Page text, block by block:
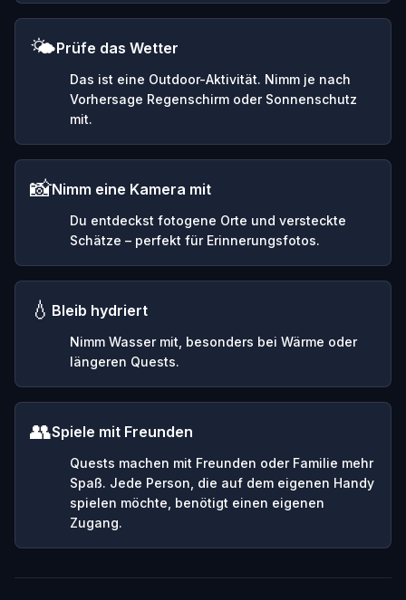
🌤️Prüfe das Wetter
Das ist eine Outdoor-Aktivität. Nimm je nach
Vorhersage Regenschirm oder Sonnenschutz
mit.
📸Nimm eine Kamera mit
Du entdeckst fotogene Orte und versteckte
Schätze – perfekt für Erinnerungsfotos.
💧 Bleib hydriert
Nimm Wasser mit, besonders bei Wärme oder
längeren Quests.
👥Spiele mit Freunden
Quests machen mit Freunden oder Familie mehr
Spaß. Jede Person, die auf dem eigenen Handy
spielen möchte, benötigt einen eigenen
Zugang.